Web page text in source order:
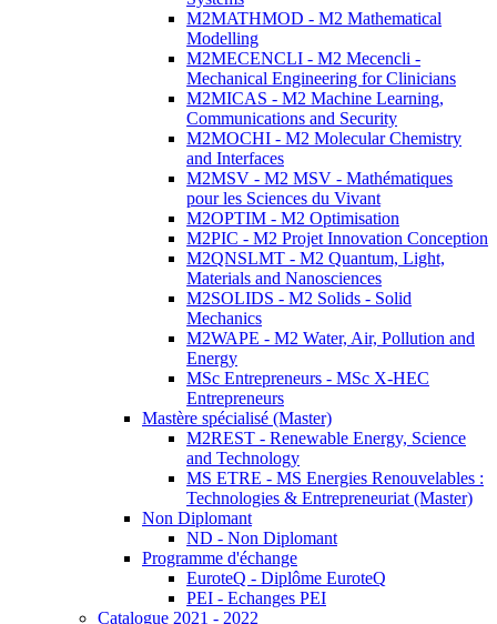
M2MATHMOD - M2 Mathematical
Modelling
M2MECENCLI - M2 Mecencli -
Mechanical Engineering for Clinicians
M2MICAS - M2 Machine Learning,
Communications and Security
M2MOCHI - M2 Molecular Chemistry
and Interfaces
M2MSV - M2 MSV - Mathématiques
pour les Sciences du Vivant
M2OPTIM - M2 Optimisation
M2PIC - M2 Projet Innovation Conception
M2QNSLMT - M2 Quantum, Light,
Materials and Nanosciences
M2SOLIDS - M2 Solids - Solid
Mechanics
M2WAPE - M2 Water, Air, Pollution and
Energy
MSc Entrepreneurs - MSc X-HEC
Entrepreneurs
Mastère spécialisé (Master)
M2REST - Renewable Energy, Science
and Technology
MS ETRE - MS Energies Renouvelables :
Technologies & Entrepreneuriat (Master)
Non Diplomant
ND - Non Diplomant
Programme d'échange
EuroteQ - Diplôme EuroteQ
PEI - Echanges PEI
Catalogue 2021 - 2022